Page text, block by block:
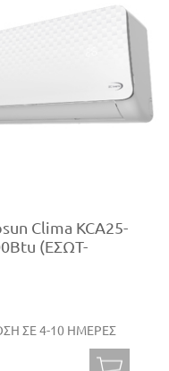
Clima KCA25-
(ΕΣΩΤ-
ΣΕ 4-10 ΗΜΕΡΕΣ